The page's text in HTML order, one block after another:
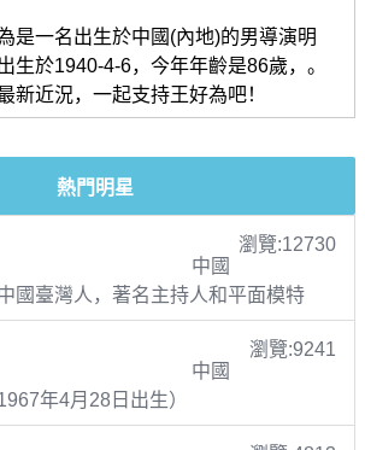
是一名出生於中國(內地)的男導演明
生於1940-4-6，今年年齡是86歲，。
新近況，一起支持王好為吧！
熱門明星
瀏覽:12730
中國
國臺灣人，著名主持人和平面模特
瀏覽:9241
中國
年4月28日出生）